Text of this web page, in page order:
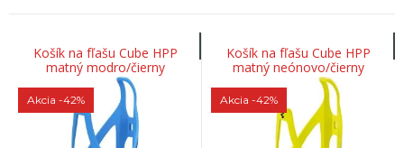
Košík na fľašu Cube HPP
matný modro/čierny
Akcia -42%
Košík na fľašu Cube HPP
matný neónovo/čierny
Akcia -42%